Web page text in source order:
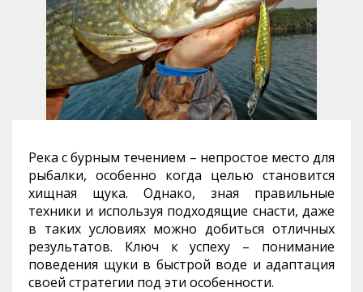
Река с бурным течением – непростое место для
рыбалки, особенно когда целью становится
хищная щука. Однако, зная правильные
техники и используя подходящие снасти, даже
в таких условиях можно добиться отличных
результатов. Ключ к успеху – понимание
поведения щуки в быстрой воде и адаптация
своей стратегии под эти особенности.